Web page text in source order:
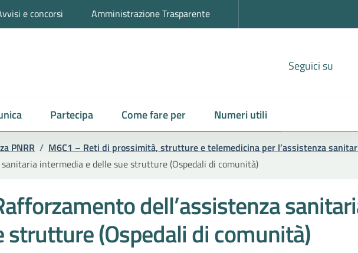
e concorsi Amministrazione Trasparente
Seguici su
Partecipa Come fare per Numeri utili
PNRR / M6C1 – Reti di prossimità, strutture e telemedicina per l’assistenza
intermedia e delle sue strutture (Ospedali di comunità)
dell’assistenza
(Ospedali di comunità)